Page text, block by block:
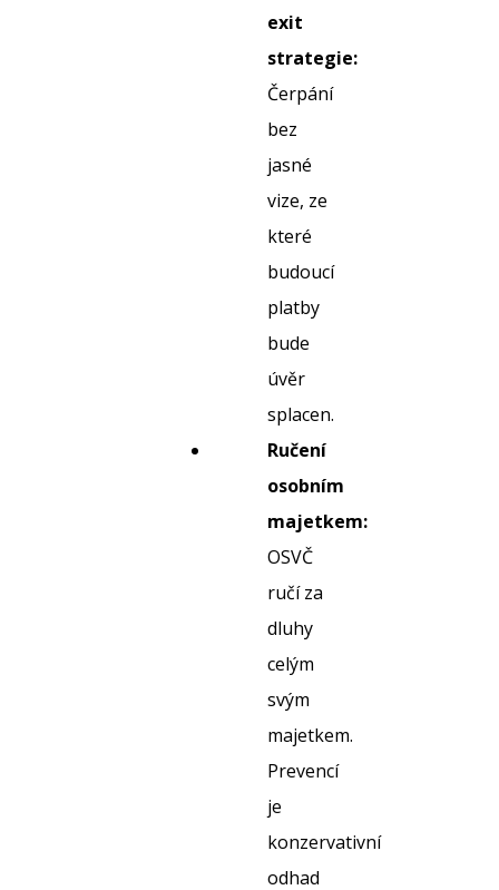
exit
strategie:
Čerpání
bez
jasné
vize, ze
které
budoucí
platby
bude
úvěr
splacen.
Ručení
osobním
majetkem:
OSVČ
ručí za
dluhy
celým
svým
majetkem.
Prevencí
je
konzervativní
odhad